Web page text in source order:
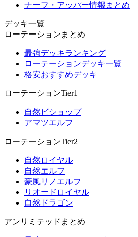
ナーフ・アッパー情報まとめ
デッキ一覧
ローテーションまとめ
最強デッキランキング
ローテーションデッキ一覧
格安おすすめデッキ
ローテーションTier1
自然ビショップ
アマツエルフ
ローテーションTier2
自然ロイヤル
自然エルフ
豪風リノエルフ
リオードロイヤル
自然ドラゴン
アンリミテッドまとめ